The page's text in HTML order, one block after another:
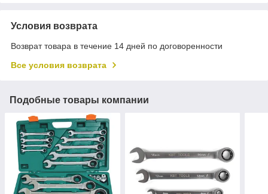
Условия возврата
Возврат товара в течение 14 дней по договоренности
Все условия возврата
Подобные товары компании